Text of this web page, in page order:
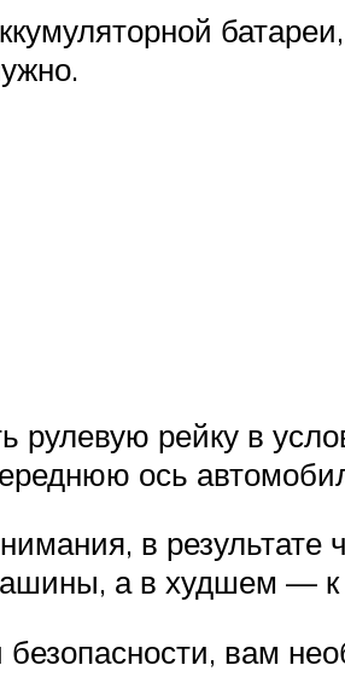
рейку в
ось
в результате
а в худшем — к
вам